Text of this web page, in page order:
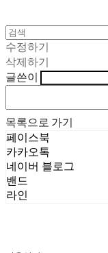
수정하기
삭제하기
글쓴이
목록으로 가기
페이스북
카카오톡
네이버 블로그
밴드
라인